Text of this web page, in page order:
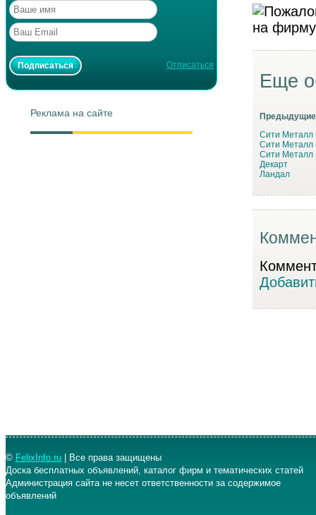
Отписаться
Реклама на сайте
Еще
Сити Металл
Сити Металл
Сити Металл
Декарт
Ландал
© FelixInfo.ru | Все права защищены
Доска бесплатных объявлений, каталог фирм и тематических статей
Администрация сайта не несет ответственности за содержимое
объявлений